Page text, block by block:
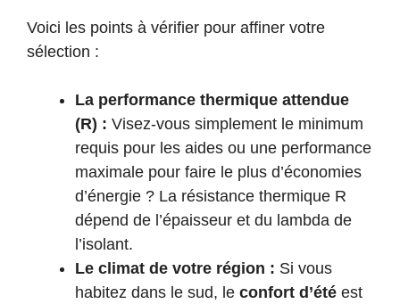
Voici les points à vérifier pour affiner votre
sélection :
La performance thermique attendue
(R) : Visez-vous simplement le minimum
requis pour les aides ou une performance
maximale pour faire le plus d’économies
d’énergie ? La résistance thermique R
dépend de l’épaisseur et du lambda de
l’isolant.
Le climat de votre région : Si vous
habitez dans le sud, le confort d’été est